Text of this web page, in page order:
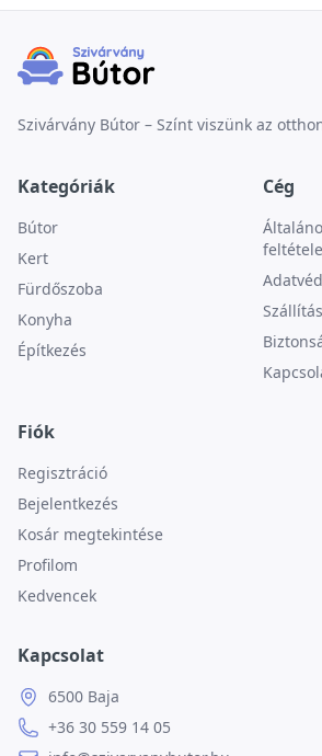
Szivárvány Bútor – Színt viszünk az
Kategóriák
Bútor
Kert
Fürdőszoba
Konyha
Építkezés
Cég
Szállítás
Fiók
Regisztráció
Bejelentkezés
Kosár megtekintése
Profilom
Kedvencek
Kapcsolat
6500 Baja
+36 30 559 14 05